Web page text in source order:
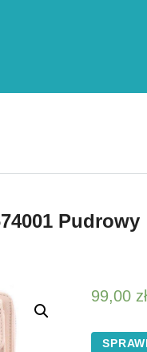
Pudrowy
99,00 zł